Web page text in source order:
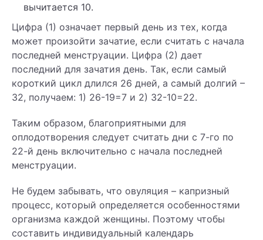
вычитается 10.
Цифра (1) означает первый день из тех, когда
может произойти зачатие, если считать с начала
последней менструации. Цифра (2) дает
последний для зачатия день. Так, если самый
короткий цикл длился 26 дней, а самый долгий –
32, получаем: 1) 26-19=7 и 2) 32-10=22.
Таким образом, благоприятными для
оплодотворения следует считать дни с 7-го по
22-й день включительно с начала последней
менструации.
Не будем забывать, что овуляция – капризный
процесс, который определяется особенностями
организма каждой женщины. Поэтому чтобы
составить индивидуальный календарь